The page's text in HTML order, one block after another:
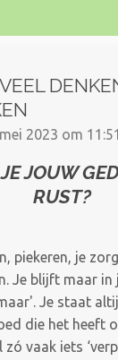
2023 om 11:51
JOUW
RUST?
piekeren, je
Je blijft maar in
Je staat
die het heeft
zó vaak iets